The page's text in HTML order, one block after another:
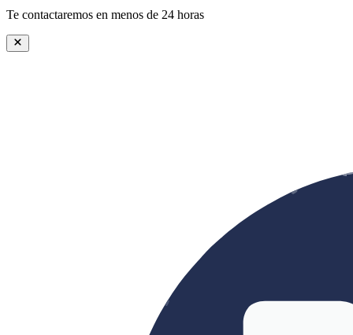
Te contactaremos en menos de 24 horas